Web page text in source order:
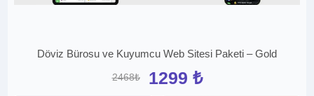
Döviz Bürosu ve Kuyumcu Web Sitesi Paketi – Gold
2468₺ 1299 ₺